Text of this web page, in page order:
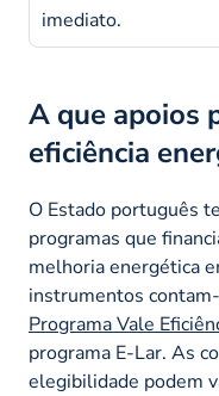
imediato.
A que apoios
eficiência
O Estado português
programas que
melhoria energética
instrumentos
Programa Vale
programa E-Lar. As
elegibilidade podem